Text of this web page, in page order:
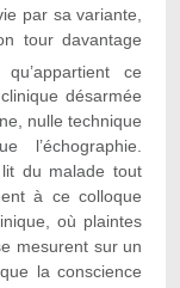
par sa variante,
tour davantage
ce
désarmée
nulle technique
du malade tout
à ce colloque
où plaintes
mesurent sur un
la conscience